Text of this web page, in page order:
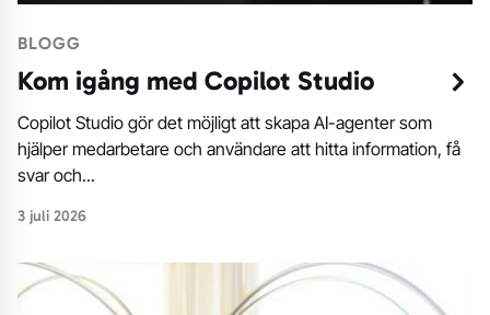
BLOGG
Kom igång med Copilot Studio
Copilot Studio gör det möjligt att skapa AI-agenter som
hjälper medarbetare och användare att hitta information, få
svar och...
3 juli 2026